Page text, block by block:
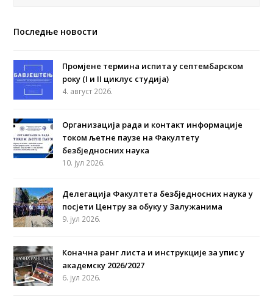
Последње новости
Промјене термина испита у септембарском
року (I и II циклус студија)
4. август 2026.
Организација рада и контакт информације
током љетне паузе на Факултету
безбједносних наука
10. јул 2026.
Делегација Факултета безбједносних наука у
посјети Центру за обуку у Залужанима
9. јул 2026.
Коначна ранг листа и инструкције за упис у
академску 2026/2027
6. јул 2026.